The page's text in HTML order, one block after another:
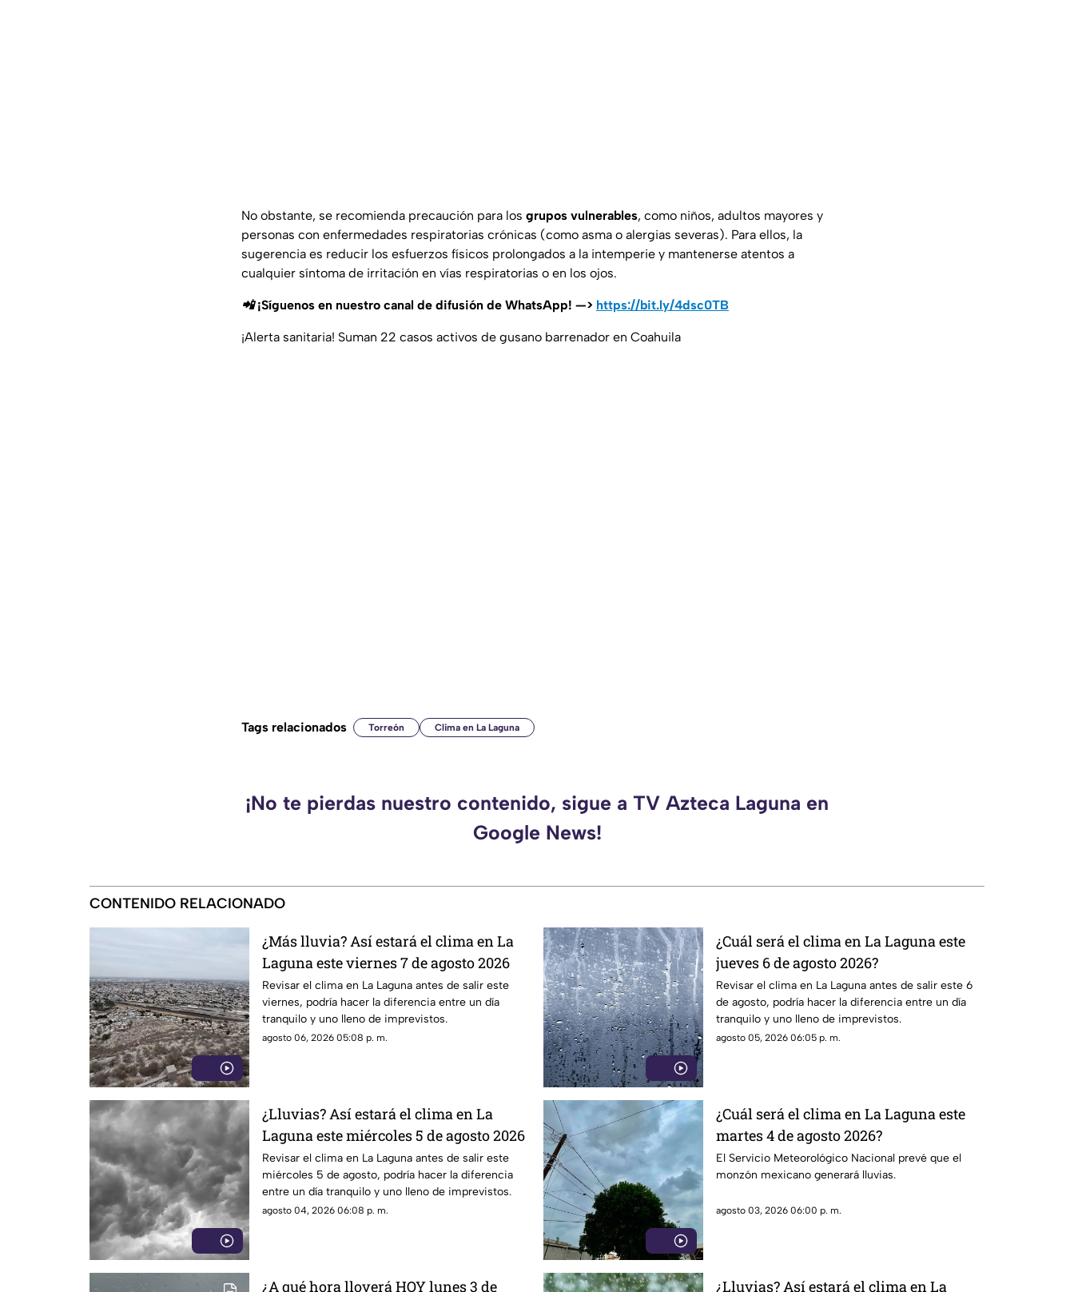
No obstante, se recomienda precaución para los grupos vulnerables, como niños, adultos mayores y
personas con enfermedades respiratorias crónicas (como asma o alergias severas). Para ellos, la
sugerencia es reducir los esfuerzos físicos prolongados a la intemperie y mantenerse atentos a
cualquier síntoma de irritación en vías respiratorias o en los ojos.
📲 ¡Síguenos en nuestro canal de difusión de WhatsApp! —> https://bit.ly/4dsc0TB
¡Alerta sanitaria! Suman 22 casos activos de gusano barrenador en Coahuila
Tags relacionados Torreón Clima en La Laguna
¡No te pierdas nuestro contenido, sigue a TV Azteca Laguna en
Google News!
CONTENIDO RELACIONADO
¿Más lluvia? Así estará el clima en La
Laguna este viernes 7 de agosto 2026
Revisar el clima en La Laguna antes de salir este
viernes, podría hacer la diferencia entre un día
tranquilo y uno lleno de imprevistos.
agosto 06, 2026 05:08 p. m.
¿Cuál será el clima en La Laguna este
jueves 6 de agosto 2026?
Revisar el clima en La Laguna antes de salir este 6
de agosto, podría hacer la diferencia entre un día
tranquilo y uno lleno de imprevistos.
agosto 05, 2026 06:05 p. m.
¿Lluvias? Así estará el clima en La
Laguna este miércoles 5 de agosto 2026
Revisar el clima en La Laguna antes de salir este
miércoles 5 de agosto, podría hacer la diferencia
entre un día tranquilo y uno lleno de imprevistos.
agosto 04, 2026 06:08 p. m.
¿Cuál será el clima en La Laguna este
martes 4 de agosto 2026?
El Servicio Meteorológico Nacional prevé que el
monzón mexicano generará lluvias.
agosto 03, 2026 06:00 p. m.
¿A qué hora lloverá HOY lunes 3 de ¿Lluvias? Así estará el clima en La